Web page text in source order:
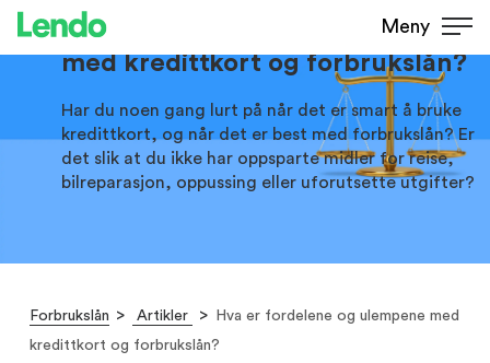
Meny
Hva er fordelene og ulempene
med kredittkort og forbrukslån?
Har du noen gang lurt på når det er smart å bruke
kredittkort, og når det er best med forbrukslån? Er
det slik at du ikke har oppsparte midler for reise,
bilreparasjon, oppussing eller uforutsette utgifter?
Forbrukslån Artikler
Hva er fordelene og ulempene med
kredittkort og forbrukslån?